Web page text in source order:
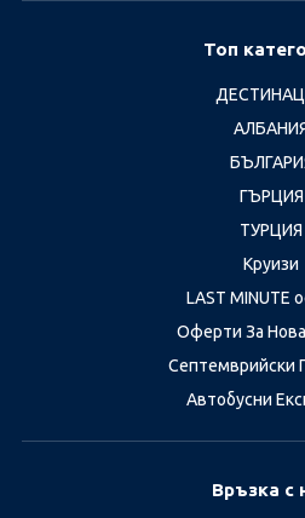
Топ
ГЪРЦИЯ
ТУРЦИЯ
Круизи
LAST MINUTE
Оферти За
Септемврийски
Автобусни
Връзка с